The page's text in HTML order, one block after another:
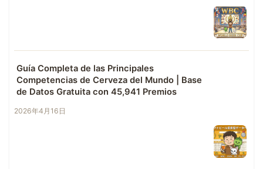
Guía Completa de las Principales
Competencias de Cerveza del Mundo | Base
de Datos Gratuita con 45,941 Premios
2026年4月16日